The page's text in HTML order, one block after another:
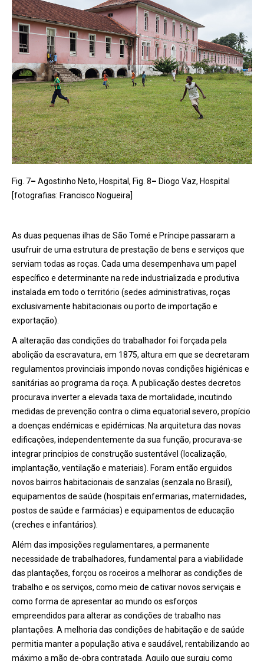
Fig. 7– Agostinho Neto, Hospital, Fig. 8– Diogo Vaz, Hospital
[fotografias: Francisco Nogueira]
As duas pequenas ilhas de São Tomé e Príncipe passaram a
usufruir de uma estrutura de prestação de bens e serviços que
serviam todas as roças. Cada uma desempenhava um papel
específico e determinante na rede industrializada e produtiva
instalada em todo o território (sedes administrativas, roças
exclusivamente habitacionais ou porto de importação e
exportação).
A alteração das condições do trabalhador foi forçada pela
abolição da escravatura, em 1875, altura em que se decretaram
regulamentos provinciais impondo novas condições higiénicas e
sanitárias ao programa da roça. A publicação destes decretos
procurava inverter a elevada taxa de mortalidade, incutindo
medidas de prevenção contra o clima equatorial severo, propício
a doenças endémicas e epidémicas. Na arquitetura das novas
edificações, independentemente da sua função, procurava-se
integrar princípios de construção sustentável (localização,
implantação, ventilação e materiais). Foram então erguidos
novos bairros habitacionais de sanzalas (senzala no Brasil),
equipamentos de saúde (hospitais enfermarias, maternidades,
postos de saúde e farmácias) e equipamentos de educação
(creches e infantários).
Além das imposições regulamentares, a permanente
necessidade de trabalhadores, fundamental para a viabilidade
das plantações, forçou os roceiros a melhorar as condições de
trabalho e os serviços, como meio de cativar novos serviçais e
como forma de apresentar ao mundo os esforços
empreendidos para alterar as condições de trabalho nas
plantações. A melhoria das condições de habitação e de saúde
permitia manter a população ativa e saudável, rentabilizando ao
máximo a mão de-obra contratada. Aquilo que surgiu como